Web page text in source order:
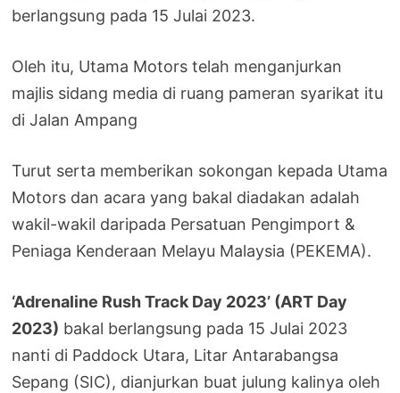
berlangsung pada 15 Julai 2023.
Oleh itu, Utama Motors telah menganjurkan
majlis sidang media di ruang pameran syarikat itu
di Jalan Ampang
Turut serta memberikan sokongan kepada Utama
Motors dan acara yang bakal diadakan adalah
wakil-wakil daripada Persatuan Pengimport &
Peniaga Kenderaan Melayu Malaysia (PEKEMA).
‘Adrenaline Rush Track Day 2023’ (ART Day
2023) bakal berlangsung pada 15 Julai 2023
nanti di Paddock Utara, Litar Antarabangsa
Sepang (SIC), dianjurkan buat julung kalinya oleh